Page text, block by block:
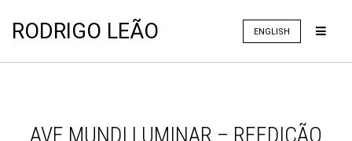
RODRIGO LEÃO ENGLISH
AVE MUNDI LUMINAR – REEDIÇÃO